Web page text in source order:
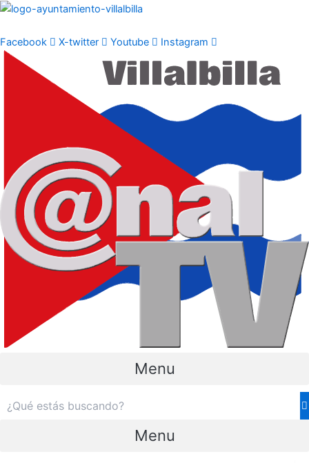
Ir
contenido
Facebook X-twitter Youtube Instagram
Menu
Menu